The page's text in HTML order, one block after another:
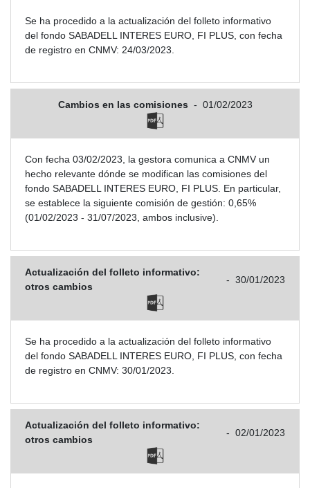
Se ha procedido a la actualización del folleto informativo
del fondo SABADELL INTERES EURO, FI PLUS, con fecha
de registro en CNMV: 24/03/2023.
Cambios en las comisiones - 01/02/2023
Con fecha 03/02/2023, la gestora comunica a CNMV un
hecho relevante dónde se modifican las comisiones del
fondo SABADELL INTERES EURO, FI PLUS. En particular,
se establece la siguiente comisión de gestión: 0,65%
(01/02/2023 - 31/07/2023, ambos inclusive).
Actualización del folleto informativo:
otros cambios
- 30/01/2023
Se ha procedido a la actualización del folleto informativo
del fondo SABADELL INTERES EURO, FI PLUS, con fecha
de registro en CNMV: 30/01/2023.
Actualización del folleto informativo:
otros cambios
- 02/01/2023